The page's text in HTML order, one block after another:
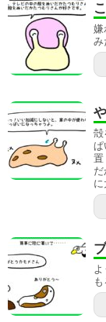
嫌
み
殻
ぱ
置
に